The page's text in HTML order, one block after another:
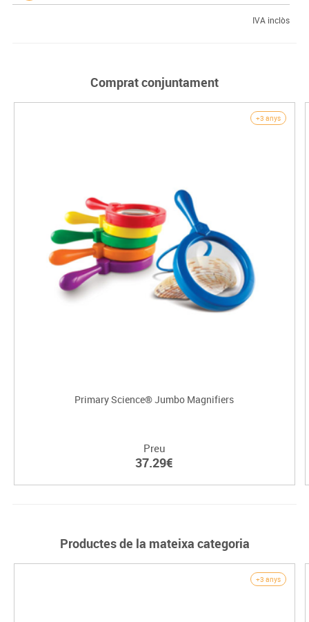
IVA inclòs
Comprat conjuntament
+3 anys
Primary Science® Jumbo Magnifiers
Preu
37.29€
Productes de la mateixa categoria
+3 anys